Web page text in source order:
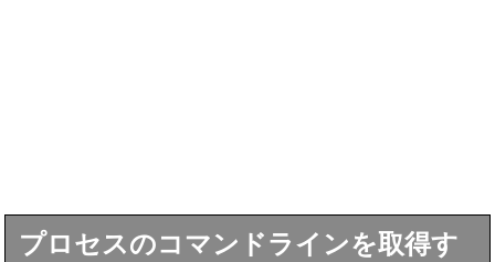
プロセスのコマンドラインを取得す